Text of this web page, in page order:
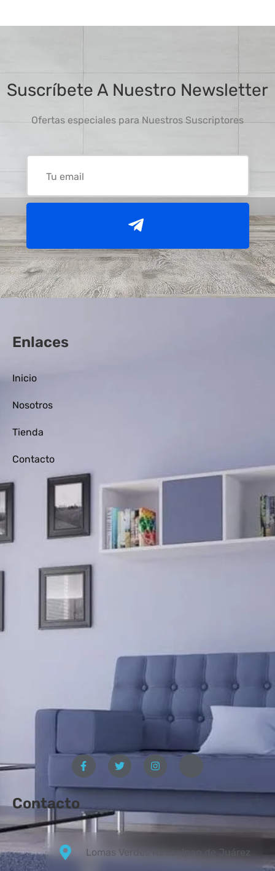
Suscríbete A Nuestro Newsletter
Ofertas especiales para Nuestros Suscriptores
Enlaces
Inicio
Nosotros
Tienda
Contacto
Contacto
Lomas Verdes Naucalpan de Juárez